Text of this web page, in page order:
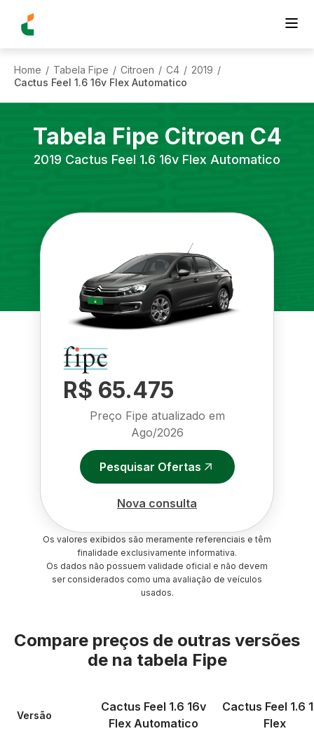
Home / Tabela Fipe / Citroen / C4 / 2019 /
Cactus Feel 1.6 16v Flex Automatico
Tabela Fipe Citroen C4
2019 Cactus Feel 1.6 16v Flex Automatico
R$ 65.475
Preço Fipe atualizado em
Ago/2026
Pesquisar Ofertas
Nova consulta
Os valores exibidos são meramente referenciais e têm
finalidade exclusivamente informativa.
Os dados não possuem validade oficial e não devem
ser considerados como uma avaliação de veículos
usados.
Compare preços de outras versões
de na tabela Fipe
Versão
Cactus Feel 1.6 16v
Flex Automatico
Cactus Feel 1.6
Flex